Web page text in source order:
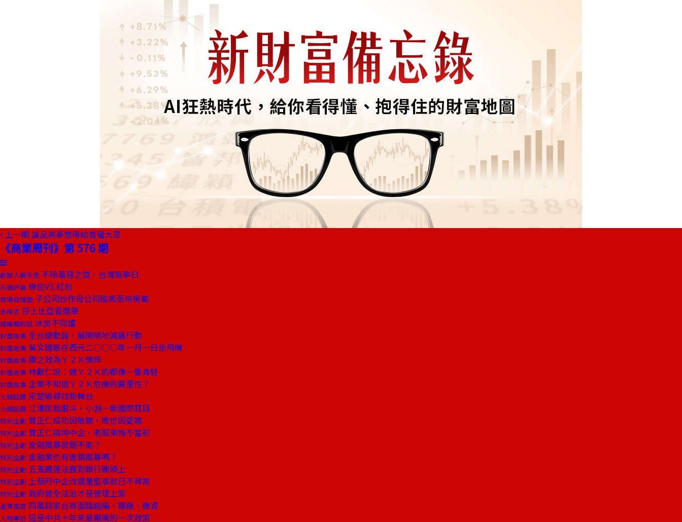
上一期 誠品將夢想帶給普羅大眾
《商業周刊》第 576 期
創辦人聊天室 不除萬惡之首，台灣無寧日
石頭評論 綠包VS.紅包
商場自慢塾 子公司炒作母公司股票亟待規範
去梯言 莎士比亞看選舉
總編輯的話 冰炭不同爐
封面故事 全台總動員，展開絕地滅蟲行動
封面故事 吳文國敢在西元二○○○年一月一日坐飛機
封面故事 康之政為Ｙ２Ｋ憔悴
封面故事 林獻仁說：做Ｙ２Ｋ的都像一隻青蛙
封面故事 企業不知道Ｙ２Ｋ危機的嚴重性？
火線話題 宋楚瑜尋找新舞台
火線話題 江澤民栽跟斗，小淵一新國際耳目
特別企劃 曾正仁成功因敢賭，敗也因愛賭
特別企劃 曾正仁搞垮中企，老股東悔不當初
特別企劃 金融風暴欲罷不能？
特別企劃 金融業也有連鎖風暴嗎？
特別企劃 五鬼搬運法搬到銀行團頭上
特別企劃 上個月中企改選董監事就已不尋常
特別企劃 政府健全法治才是管理上策
產業風雲 四萬餘家台商面臨縮編、關廠、撤資
人物專訪 這是中共十年來最嚴厲的一次政策